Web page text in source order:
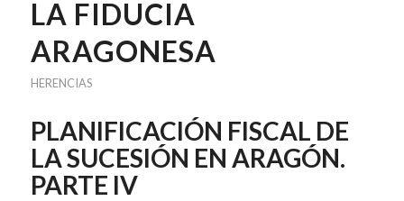
LA FIDUCIA
ARAGONESA
HERENCIAS
PLANIFICACIÓN FISCAL DE
LA SUCESIÓN EN ARAGÓN.
PARTE IV